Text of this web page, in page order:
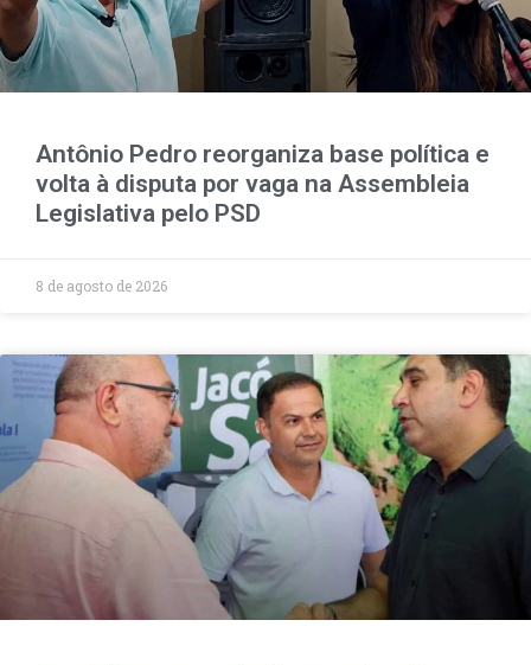
Antônio Pedro reorganiza base política e
volta à disputa por vaga na Assembleia
Legislativa pelo PSD
8 de agosto de 2026